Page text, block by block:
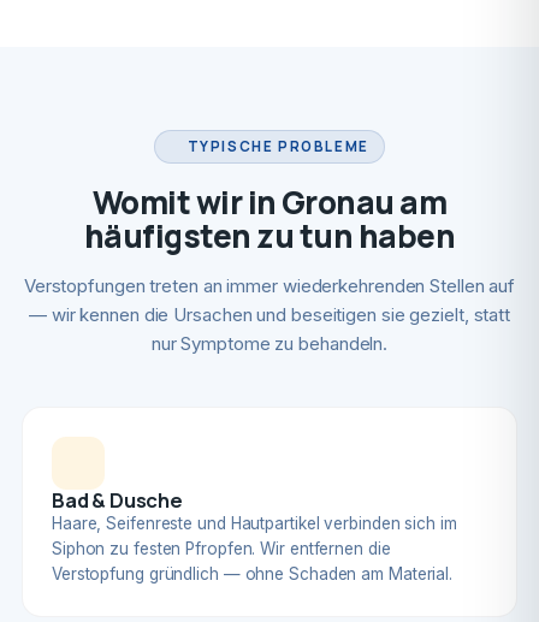
TYPISCHE PROBLEME
Womit wir in Gronau am
häufigsten zu tun haben
Verstopfungen treten an immer wiederkehrenden Stellen auf
— wir kennen die Ursachen und beseitigen sie gezielt, statt
nur Symptome zu behandeln.
Bad & Dusche
Haare, Seifenreste und Hautpartikel verbinden sich im
Siphon zu festen Pfropfen. Wir entfernen die
Verstopfung gründlich — ohne Schaden am Material.